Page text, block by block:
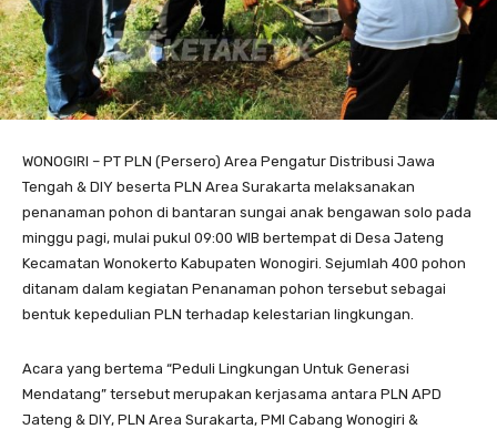
WONOGIRI – PT PLN (Persero) Area Pengatur Distribusi Jawa
Tengah & DIY beserta PLN Area Surakarta melaksanakan
penanaman pohon di bantaran sungai anak bengawan solo pada
minggu pagi, mulai pukul 09:00 WIB bertempat di Desa Jateng
Kecamatan Wonokerto Kabupaten Wonogiri. Sejumlah 400 pohon
ditanam dalam kegiatan Penanaman pohon tersebut sebagai
bentuk kepedulian PLN terhadap kelestarian lingkungan.
Acara yang bertema “Peduli Lingkungan Untuk Generasi
Mendatang” tersebut merupakan kerjasama antara PLN APD
Jateng & DIY, PLN Area Surakarta, PMI Cabang Wonogiri &